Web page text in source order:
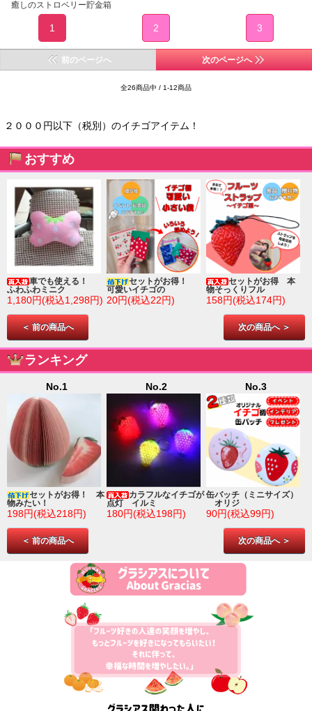
癒しのストロベリー貯金箱
1 2 3
前のページへ 次のページへ
全26商品中 / 1-12商品
２０００円以下（税別）のイチゴアイテム！
おすすめ
車でも使える！
ふわふわミニク
1,180円(税込1,298円)
セットがお得！
可愛いイチゴの
20円(税込22円)
セットがお得 本
物そっくりフル
158円(税込174円)
＜ 前の商品へ 次の商品へ ＞
ランキング
No.1
セットがお得！ 本
物みたい！
198円(税込218円)
No.2
カラフルなイチゴが
点灯 イルミ
180円(税込198円)
No.3
缶バッチ（ミニサイズ）
オリジ
90円(税込99円)
＜ 前の商品へ 次の商品へ ＞